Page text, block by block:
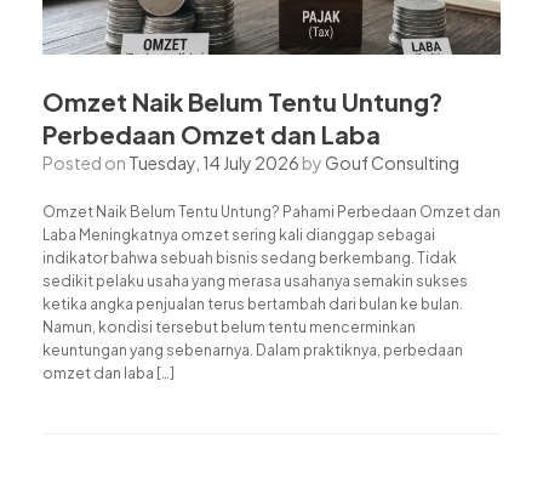
Omzet Naik Belum Tentu Untung?
Perbedaan Omzet dan Laba
Posted on Tuesday, 14 July 2026 by Gouf Consulting
Omzet Naik Belum Tentu Untung? Pahami Perbedaan Omzet dan
Laba Meningkatnya omzet sering kali dianggap sebagai
indikator bahwa sebuah bisnis sedang berkembang. Tidak
sedikit pelaku usaha yang merasa usahanya semakin sukses
ketika angka penjualan terus bertambah dari bulan ke bulan.
Namun, kondisi tersebut belum tentu mencerminkan
keuntungan yang sebenarnya. Dalam praktiknya, perbedaan
omzet dan laba […]